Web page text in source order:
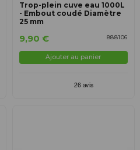
Trop-plein cuve eau 1000L
- Embout coudé Diamètre
25 mm
888106
9,90 €
Ajouter au panier